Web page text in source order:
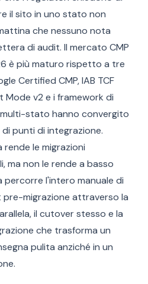
il sito in uno stato non
che nessuno nota
di audit. Il mercato CMP
è più maturo rispetto a tre
Certified CMP, IAB TCF
Mode v2 e i framework di
stato hanno convergito
punti di integrazione.
le migrazioni
ma non le rende a basso
percorre l'intero manuale di
pre-migrazione attraverso la
il cutover stesso e la
che trasforma un
pulita anziché in un